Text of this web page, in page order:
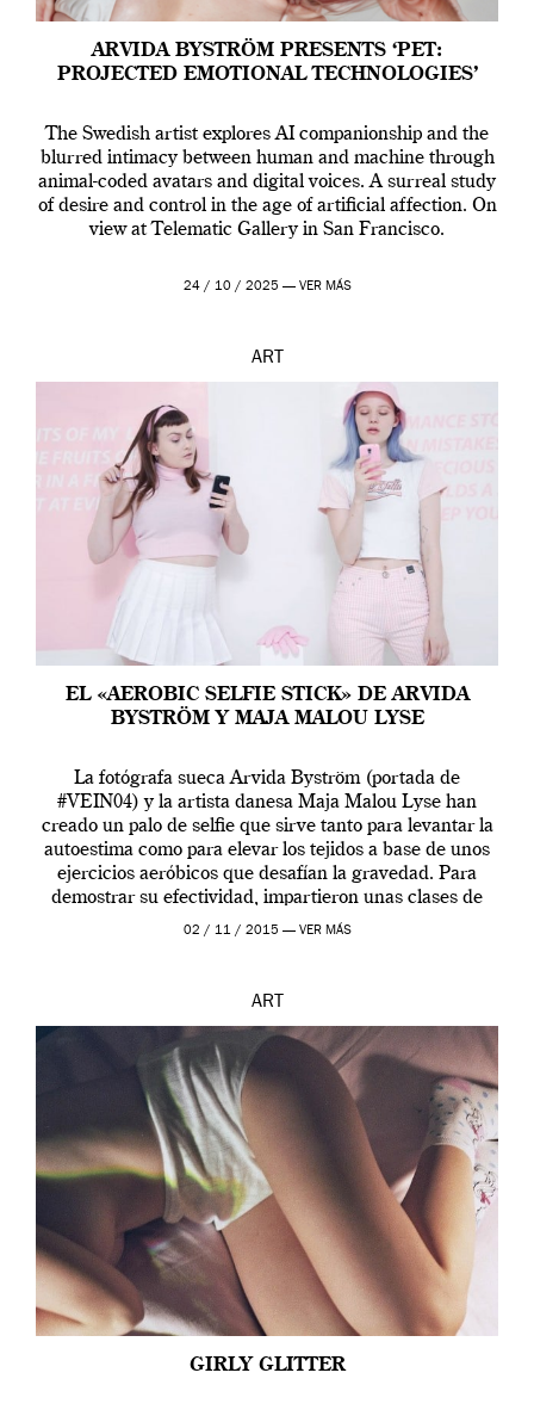
ARVIDA BYSTRÖM PRESENTS ‘PET:
PROJECTED EMOTIONAL TECHNOLOGIES’
The Swedish artist explores AI companionship and the
blurred intimacy between human and machine through
animal-coded avatars and digital voices. A surreal study
of desire and control in the age of artificial affection. On
view at Telematic Gallery in San Francisco.
24 / 10 / 2025 — VER MÁS
ART
EL «AEROBIC SELFIE STICK» DE ARVIDA
BYSTRÖM Y MAJA MALOU LYSE
La fotógrafa sueca Arvida Byström (portada de
#VEIN04) y la artista danesa Maja Malou Lyse han
creado un palo de selfie que sirve tanto para levantar la
autoestima como para elevar los tejidos a base de unos
ejercicios aeróbicos que desafían la gravedad. Para
demostrar su efectividad, impartieron unas clases de
prueba en el Tate […]
02 / 11 / 2015 — VER MÁS
ART
GIRLY GLITTER